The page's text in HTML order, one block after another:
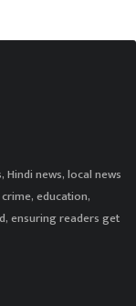
news, local news
education,
ensuring readers get